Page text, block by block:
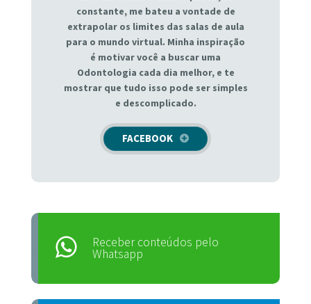
constante, me bateu a vontade de
extrapolar os limites das salas de aula
para o mundo virtual. Minha inspiração
é motivar você a buscar uma
Odontologia cada dia melhor, e te
mostrar que tudo isso pode ser simples
e descomplicado.
FACEBOOK
Receber conteúdos pelo
Whatsapp